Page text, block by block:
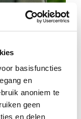
basisfuncties
en
anoniem te
geen
en delen
ruimte
mijn vrije